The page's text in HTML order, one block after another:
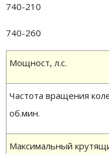
740-210
740-260
Мощност, л.с.
Частота вращения
об.мин.
Максимальный